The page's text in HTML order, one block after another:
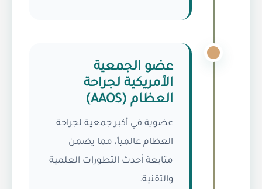
عضو الجمعية
الأمريكية لجراحة
العظام (AAOS)
عضوية في أكبر جمعية لجراحة
العظام عالمياً، مما يضمن
متابعة أحدث التطورات العلمية
والتقنية.